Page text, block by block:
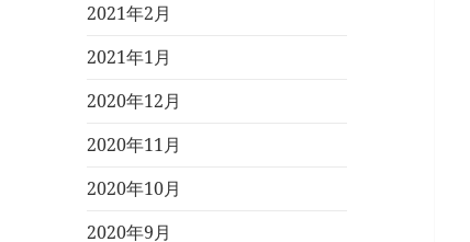
2021年2月
2021年1月
2020年12月
2020年11月
2020年10月
2020年9月